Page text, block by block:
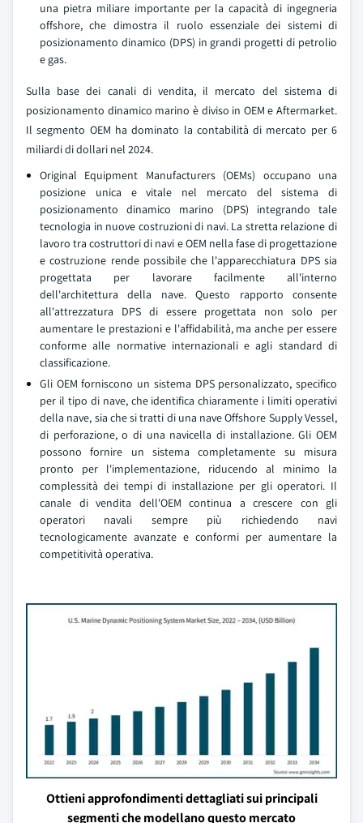
una pietra miliare importante per la capacità di ingegneria
offshore, che dimostra il ruolo essenziale dei sistemi di
posizionamento dinamico (DPS) in grandi progetti di petrolio
e gas.
Sulla base dei canali di vendita, il mercato del sistema di
posizionamento dinamico marino è diviso in OEM e Aftermarket.
Il segmento OEM ha dominato la contabilità di mercato per 6
miliardi di dollari nel 2024.
Original Equipment Manufacturers (OEMs) occupano una
posizione unica e vitale nel mercato del sistema di
posizionamento dinamico marino (DPS) integrando tale
tecnologia in nuove costruzioni di navi. La stretta relazione di
lavoro tra costruttori di navi e OEM nella fase di progettazione
e costruzione rende possibile che l'apparecchiatura DPS sia
progettata per lavorare facilmente all'interno
dell'architettura della nave. Questo rapporto consente
all'attrezzatura DPS di essere progettata non solo per
aumentare le prestazioni e l'affidabilità, ma anche per essere
conforme alle normative internazionali e agli standard di
classificazione.
Gli OEM forniscono un sistema DPS personalizzato, specifico
per il tipo di nave, che identifica chiaramente i limiti operativi
della nave, sia che si tratti di una nave Offshore Supply Vessel,
di perforazione, o di una navicella di installazione. Gli OEM
possono fornire un sistema completamente su misura
pronto per l'implementazione, riducendo al minimo la
complessità dei tempi di installazione per gli operatori. Il
canale di vendita dell'OEM continua a crescere con gli
operatori navali sempre più richiedendo navi
tecnologicamente avanzate e conformi per aumentare la
competitività operativa.
Ottieni approfondimenti dettagliati sui principali
segmenti che modellano questo mercato